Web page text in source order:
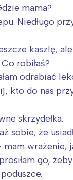
mama?
Niedługo
kaszlę,
robiłaś?
odrabiać
kto do nas
skrzydełka.
sobie, że
wrażenie,
go,